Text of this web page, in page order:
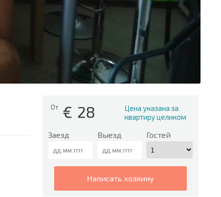
От € 28
Цена указана за
квартиру целиком
Заезд Выезд Гостей
написать хозяину